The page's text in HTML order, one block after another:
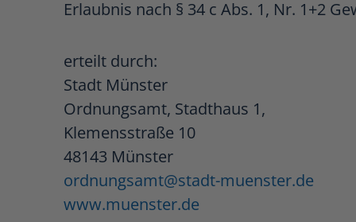
Erlaubnis nach § 34 c Abs. 1, Nr. 1+2
erteilt durch:
Stadt Münster
Ordnungsamt, Stadthaus 1,
Klemensstraße 10
48143 Münster
ordnungsamt@stadt-muenster.de
www.muenster.de